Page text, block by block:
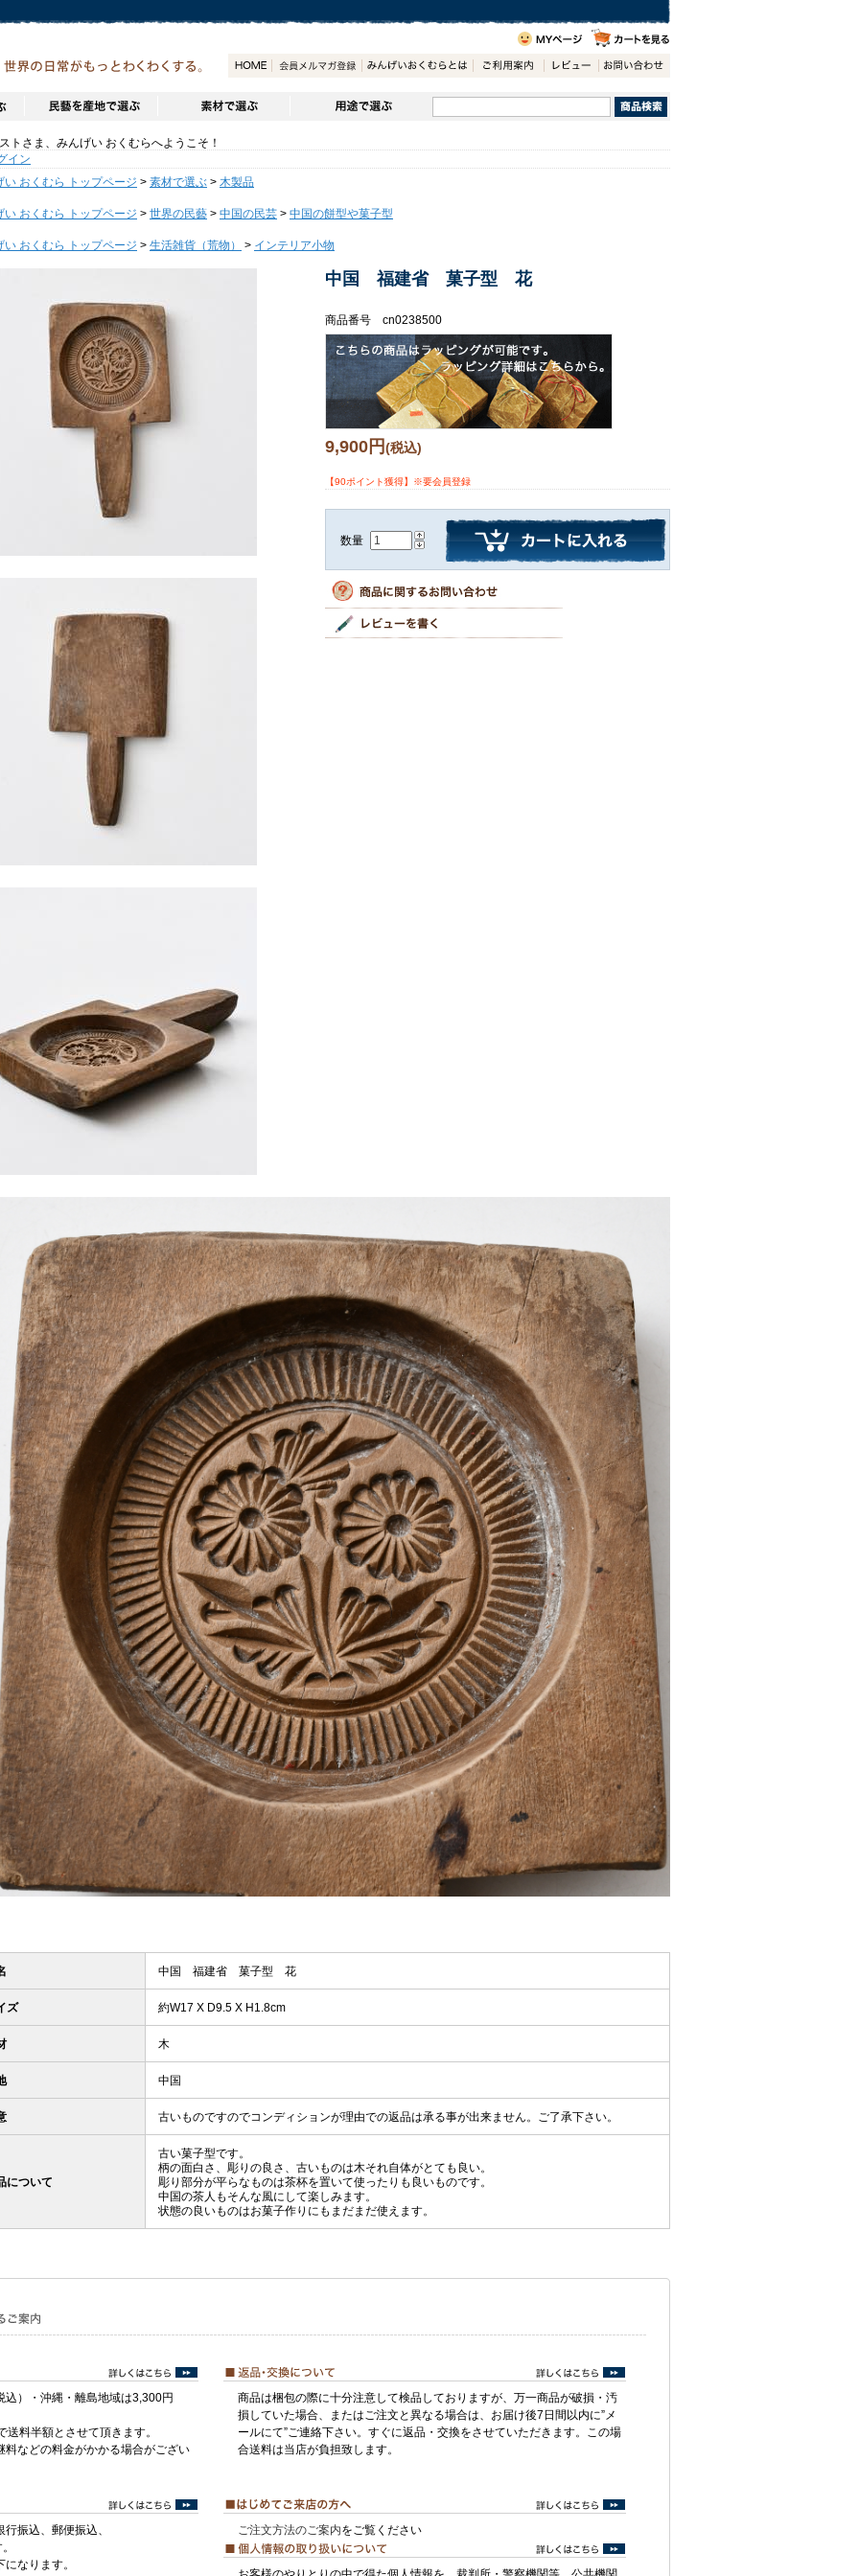
さま、みんげい おくむらへようこそ！
イン
い おくむら トップページ > 素材で選ぶ > 木製品
い おくむら トップページ > 世界の民藝 > 中国の民芸 > 中国の餅型や菓子型
い おくむら トップページ > 生活雑貨（荒物） > インテリア小物
中国 福建省 菓子型 花
商品番号 cn0238500
9,900円(税込)
【90ポイント獲得】※要会員登録
数量
中国 福建省 菓子型 花
ズ 約W17 X D9.5 X H1.8cm
木
中国
古いものですのでコンディションが理由での返品は承る事が出来ません。ご了承下さい。
について
古い菓子型です。
柄の面白さ、彫りの良さ、古いものは木それ自体がとても良い。
彫り部分が平らなものは茶杯を置いて使ったりも良いものです。
中国の茶人もそんな風にして楽しみます。
状態の良いものはお菓子作りにもまだまだ使えます。
）・沖縄・離島地域は3,300円
料半額とさせて頂きます。
などの料金がかかる場合がござい
商品は梱包の際に十分注意して検品しておりますが、万一商品が破損・汚
損していた場合、またはご注文と異なる場合は、お届け後7日間以内に”メ
ールにて”ご連絡下さい。すぐに返品・交換をさせていただきます。この場
合送料は当店が負担致します。
振込、郵便振込、
なります。
ご注文方法のご案内をご覧ください